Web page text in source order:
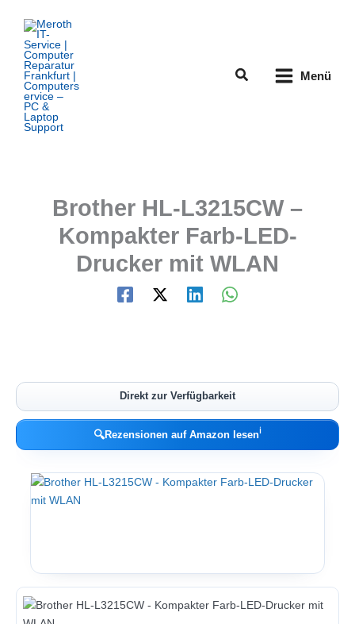
Inhalt
springen
Suchen Menü
Brother HL-L3215CW –
Kompakter Farb-LED-
Drucker mit WLAN
Direkt zur Verfügbarkeit
🔍Rezensionen auf Amazon lesenℹ︎